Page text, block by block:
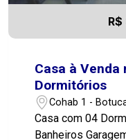
Casa à Venda
Dormitórios
Cohab 1 -
Casa com 04
Banheiros